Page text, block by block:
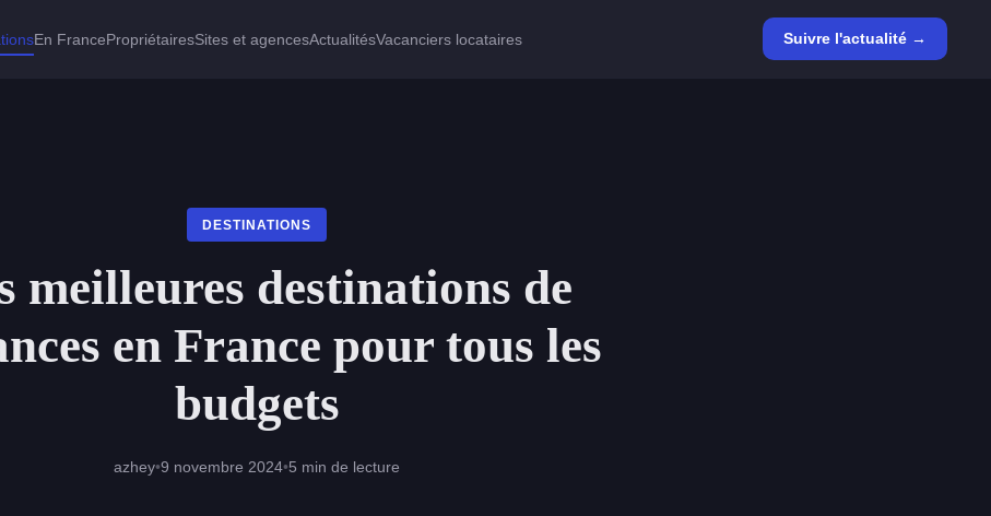
En FrancePropriétairesSites et agencesActualitésVacanciers locataires Suivre l'actualité →
DESTINATIONS
meilleures destinations de
en France pour tous les
budgets
azhey•9 novembre 2024•5 min de lecture